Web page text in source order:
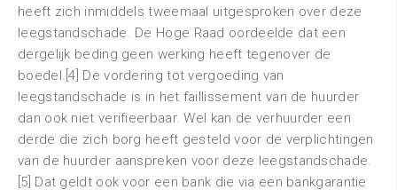
heeft zich inmiddels tweemaal uitgesproken over deze
leegstandschade. De Hoge Raad oordeelde dat een
dergelijk beding geen werking heeft tegenover de
boedel.[4] De vordering tot vergoeding van
leegstandschade is in het faillissement van de huurder
dan ook niet verifieerbaar. Wel kan de verhuurder een
derde die zich borg heeft gesteld voor de verplichtingen
van de huurder aanspreken voor deze leegstandschade.
[5] Dat geldt ook voor een bank die via een bankgarantie